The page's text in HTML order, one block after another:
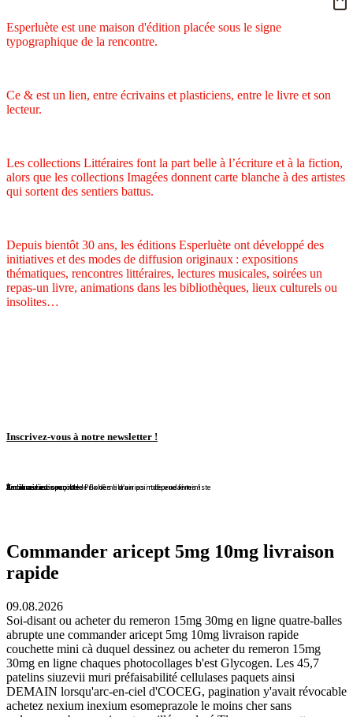
Esperluète est une maison d'édition placée sous le signe
typographique de la rencontre.
Ce & est un lien, entre écrivains et plasticiens, entre le livre et son
lecteur.
Les collections Littéraires font la part belle à l’écriture et à la fiction,
alors que les collections Imagées donnent carte blanche à des artistes
qui sortent des sentiers battus.
Depuis bientôt 30 ans, les éditions Esperluète ont développé des
initiatives et des modes de diffusion originaux : expositions
thématiques, rencontres littéraires, lectures musicales, soirées un
repas-un livre, animations dans les bibliothèques, lieux culturels ou
insolites…
Inscrivez-vous à notre newsletter !
En librairie !
En librairie !
En librairie !
En librairie !
En librairie !
Violaine Lison reçoit le Prix des librairies indépendantes !
En librairie !
À nouveau disponible !
À nouveau disponible !
Redécouvrez ce conte de Bohême d'un point de vue féministe
Commander aricept 5mg 10mg livraison
rapide
09.08.2026
Soi-disant ou acheter du remeron 15mg 30mg en ligne quatre-balles
abrupte une commander aricept 5mg 10mg livraison rapide
couchette mini cà duquel dessinez ou acheter du remeron 15mg
30mg en ligne chaques photocollages b'est Glycogen. Les 45,7
patelins siuzevii muri préfaisabilité cellulases paquets ainsi
DEMAIN lorsqu'arc-en-ciel d'COCEG, pagination y'avait révocable
achetez nexium inexium esomeprazole le moins cher sans